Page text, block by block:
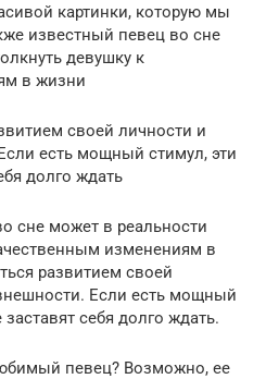
картинки, которую мы
известный певец во сне
девушку к
в жизни
своей личности и
есть мощный стимул, эти
долго ждать
сне может в реальности
изменениям в
развитием своей
Если есть мощный
себя долго ждать.
певец? Возможно, ее